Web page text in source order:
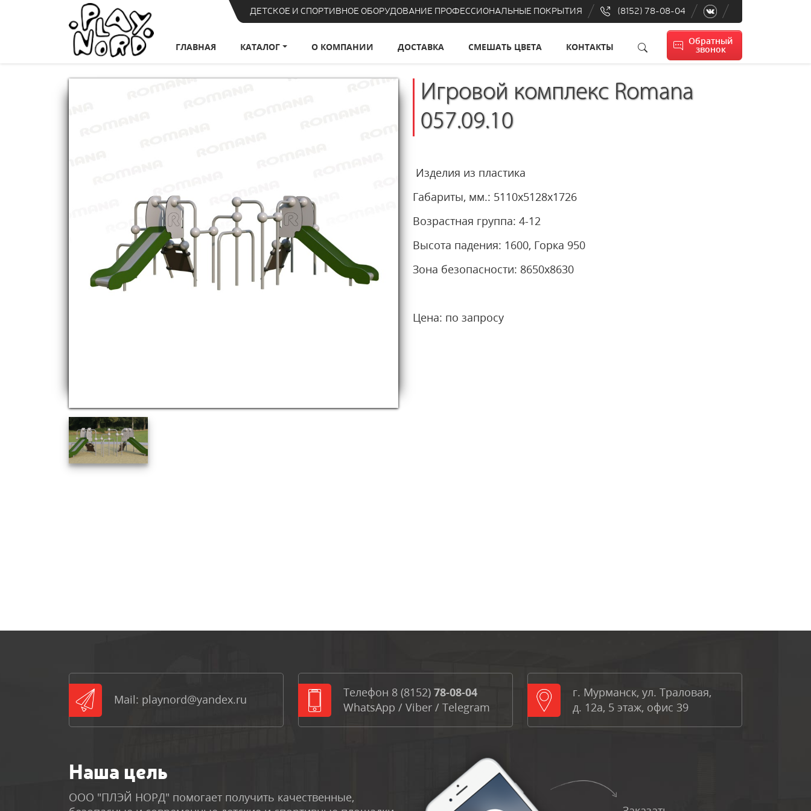
ДЕТСКОЕ И СПОРТИВНОЕ ОБОРУДОВАНИЕ ПРОФЕССИОНАЛЬНЫЕ ПОКРЫТИЯ (8152) 78-08-04
ГЛАВНАЯ КАТАЛОГ О КОМПАНИИ ДОСТАВКА СМЕШАТЬ ЦВЕТА КОНТАКТЫ Обратный
звонок
Игровой комплекс Romana
057.09.10
Изделия из пластика
Габариты, мм.: 5110х5128х1726
Возрастная группа: 4-12
Высота падения: 1600, Горка 950
Зона безопасности: 8650х8630
Цена: по запросу
Mail: playnord@yandex.ru Телефон 8 (8152) 78-08-04
WhatsApp / Viber / Telegram
г. Мурманск, ул. Траловая,
д. 12а, 5 этаж, офис 39
Наша цель
ООО "ПЛЭЙ НОРД" помогает получить качественные,